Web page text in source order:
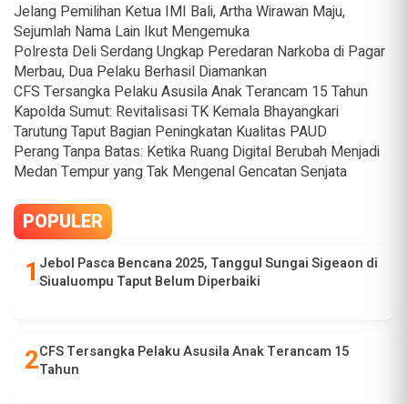
Jelang Pemilihan Ketua IMI Bali, Artha Wirawan Maju,
Sejumlah Nama Lain Ikut Mengemuka
Polresta Deli Serdang Ungkap Peredaran Narkoba di Pagar
Merbau, Dua Pelaku Berhasil Diamankan
CFS Tersangka Pelaku Asusila Anak Terancam 15 Tahun
Kapolda Sumut: Revitalisasi TK Kemala Bhayangkari
Tarutung Taput Bagian Peningkatan Kualitas PAUD
Perang Tanpa Batas: Ketika Ruang Digital Berubah Menjadi
Medan Tempur yang Tak Mengenal Gencatan Senjata
POPULER
Jebol Pasca Bencana 2025, Tanggul Sungai Sigeaon di
Siualuompu Taput Belum Diperbaiki
CFS Tersangka Pelaku Asusila Anak Terancam 15
Tahun